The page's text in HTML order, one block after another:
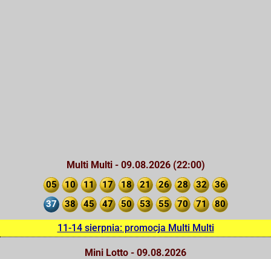
Multi Multi - 09.08.2026 (22:00)
05 10 11 17 18 21 26 28 32
36
37
38 45 47 50 53 55 70 71 80
11-14 sierpnia: promocja Multi Multi
Mini Lotto - 09.08.2026